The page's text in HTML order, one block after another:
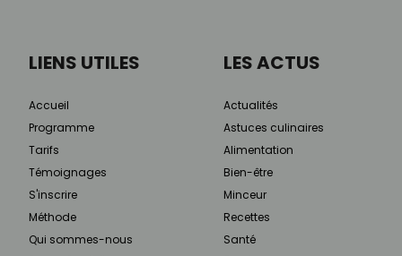
LIENS UTILES
Accueil
Programme
Tarifs
Témoignages
S'inscrire
Méthode
Qui sommes-nous
LES ACTUS
Actualités
Astuces culinaires
Alimentation
Bien-être
Minceur
Recettes
Santé